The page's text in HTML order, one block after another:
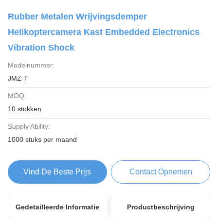
Rubber Metalen Wrijvingsdemper
Helikoptercamera Kast Embedded Electronics
Vibration Shock
Modelnummer:
JMZ-T
MOQ:
10 stukken
Supply Ability:
1000 stuks per maand
Vind De Beste Prijs Contact Opnemen
Gedetailleerde Informatie Productbeschrijving